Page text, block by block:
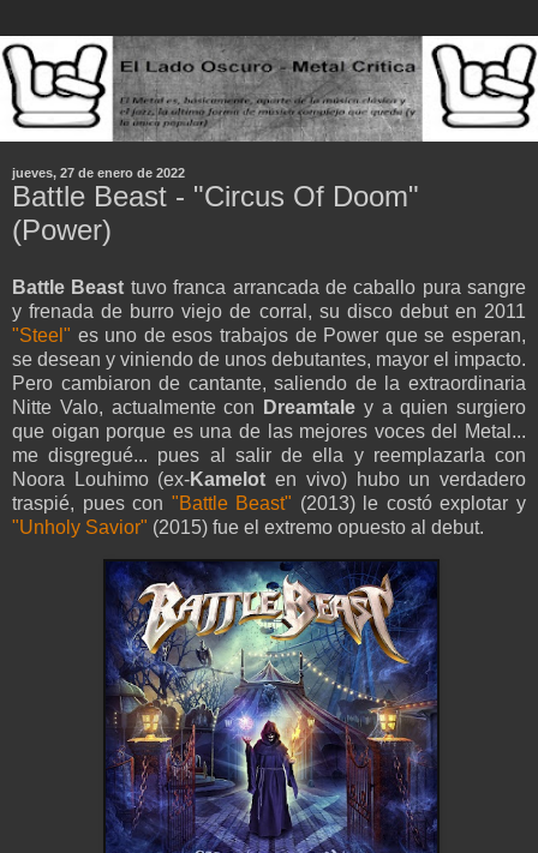
jueves, 27 de enero de 2022
Battle Beast - "Circus Of Doom"
(Power)
Battle Beast tuvo franca arrancada de caballo pura sangre
y frenada de burro viejo de corral, su disco debut en 2011
"Steel" es uno de esos trabajos de Power que se esperan,
se desean y viniendo de unos debutantes, mayor el impacto.
Pero cambiaron de cantante, saliendo de la extraordinaria
Nitte Valo, actualmente con
Dreamtale y a quien surgiero
que oigan porque es una de las mejores voces del Metal...
me disgregué... pues al salir de ella y reemplazarla con
Noora Louhimo (ex-Kamelot en vivo) hubo un verdadero
traspié, pues con "Battle Beast" (2013) le costó explotar y
"Unholy Savior" (2015) fue el extremo opuesto al debut.